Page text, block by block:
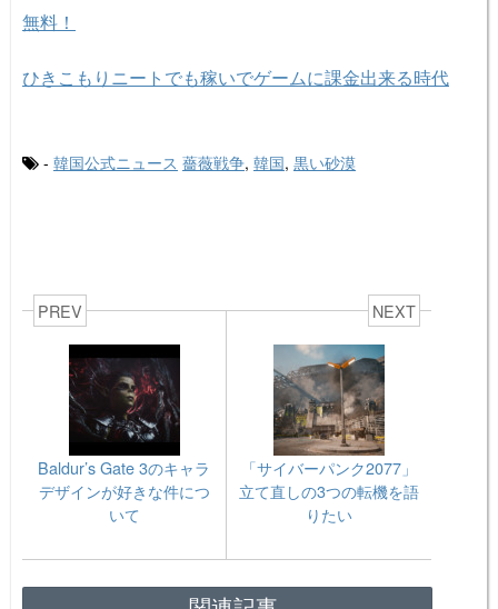
無料！
ひきこもりニートでも稼いでゲームに課金出来る時代
- 韓国公式ニュース 薔薇戦争, 韓国, 黒い砂漠
PREV
Baldur’s Gate 3のキャラ
デザインが好きな件につ
いて
NEXT
「サイバーパンク2077」
立て直しの3つの転機を語
りたい